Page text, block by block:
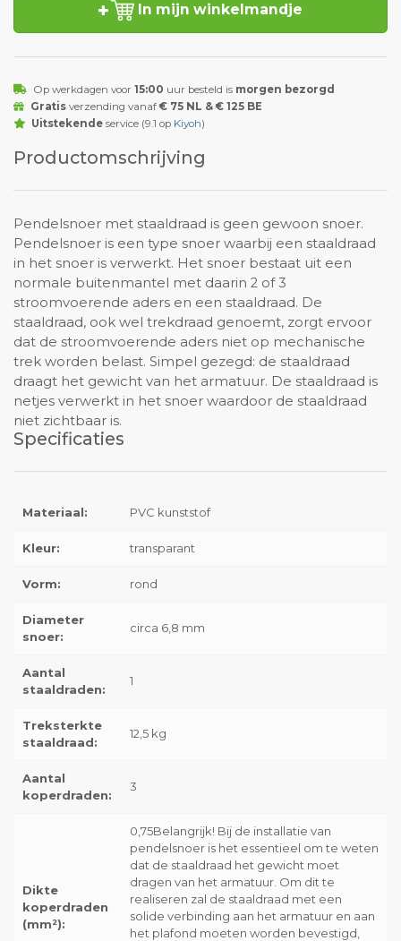
In mijn winkelmandje
Op werkdagen voor 15:00 uur besteld is morgen bezorgd
Gratisverzending vanaf € 75 NL & € 125 BE
Uitstekendeservice (9.1 op Kiyoh)
Productomschrijving
Pendelsnoer met staaldraad is geen gewoon snoer.
Pendelsnoer is een type snoer waarbij een staaldraad
in het snoer is verwerkt. Het snoer bestaat uit een
normale buitenmantel met daarin 2 of 3
stroomvoerende aders en een staaldraad. De
staaldraad, ook wel trekdraad genoemt, zorgt ervoor
dat de stroomvoerende aders niet op mechanische
trek worden belast. Simpel gezegd: de staaldraad
draagt het gewicht van het armatuur. De staaldraad is
netjes verwerkt in het snoer waardoor de staaldraad
niet zichtbaar is.
Specificaties
Materiaal: PVC kunststof
Kleur: transparant
Vorm: rond
Diameter
snoer:
circa 6,8 mm
Aantal
staaldraden:
1
Treksterkte
staaldraad:
12,5 kg
Aantal
koperdraden:
3
Dikte
koperdraden
(mm²):
0,75Belangrijk! Bij de installatie van
pendelsnoer is het essentieel om te weten
dat de staaldraad het gewicht moet
dragen van het armatuur. Om dit te
realiseren zal de staaldraad met een
solide verbinding aan het armatuur en aan
het plafond moeten worden bevestigd,